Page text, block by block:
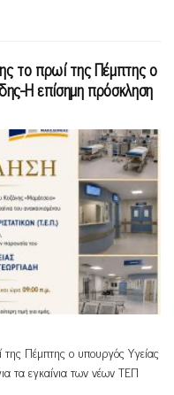
το πρωί της Πέμπτης ο
Η επίσημη πρόσκληση
Πέμπτης ο υπουργός Υγείας
τα εγκαίνια των νέων ΤΕΠ